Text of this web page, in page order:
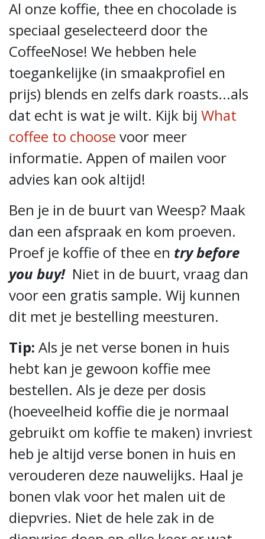
Al onze koffie, thee en chocolade is
speciaal geselecteerd door the
CoffeeNose! We hebben hele
toegankelijke (in smaakprofiel en
prijs) blends en zelfs dark roasts...als
dat echt is wat je wilt. Kijk bij What
coffee to choose voor meer
informatie. Appen of mailen voor
advies kan ook altijd!
Ben je in de buurt van Weesp? Maak
dan een afspraak en kom proeven.
Proef je koffie of thee en try before
you buy! Niet in de buurt, vraag dan
voor een gratis sample. Wij kunnen
dit met je bestelling meesturen.
Tip: Als je net verse bonen in huis
hebt kan je gewoon koffie mee
bestellen. Als je deze per dosis
(hoeveelheid koffie die je normaal
gebruikt om koffie te maken) invriest
heb je altijd verse bonen in huis en
verouderen deze nauwelijks. Haal je
bonen vlak voor het malen uit de
diepvries. Niet de hele zak in de